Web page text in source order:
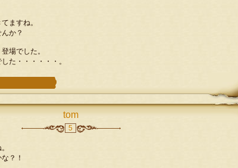
ますね。
か？
場でした。
た・・・・・・。
tom
5
？！